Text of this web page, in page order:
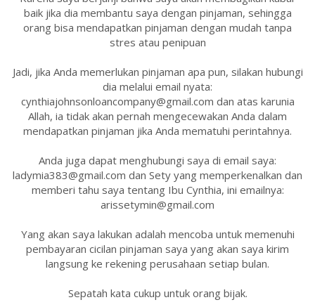
baik jika dia membantu saya dengan pinjaman, sehingga
orang bisa mendapatkan pinjaman dengan mudah tanpa
stres atau penipuan
Jadi, jika Anda memerlukan pinjaman apa pun, silakan hubungi
dia melalui email nyata:
cynthiajohnsonloancompany@gmail.com dan atas karunia
Allah, ia tidak akan pernah mengecewakan Anda dalam
mendapatkan pinjaman jika Anda mematuhi perintahnya.
Anda juga dapat menghubungi saya di email saya:
ladymia383@gmail.com dan Sety yang memperkenalkan dan
memberi tahu saya tentang Ibu Cynthia, ini emailnya:
arissetymin@gmail.com
Yang akan saya lakukan adalah mencoba untuk memenuhi
pembayaran cicilan pinjaman saya yang akan saya kirim
langsung ke rekening perusahaan setiap bulan.
Sepatah kata cukup untuk orang bijak.